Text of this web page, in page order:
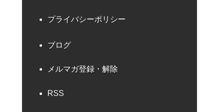
プライバシーポリシー
ブログ
メルマガ登録・解除
RSS